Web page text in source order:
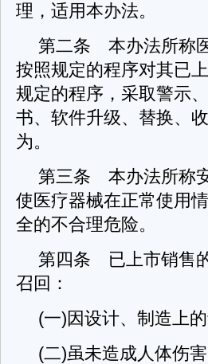
理，适用本办法。
第二条 本办法所称
按照规定的程序对其已
规定的程序，采取警示
书、软件升级、替换、
为。
第三条 本办法所称
使医疗器械在正常使用
全的不合理危险。
第四条 已上市销售
召回：
(一)因设计、制造上
(二)虽未造成人体伤